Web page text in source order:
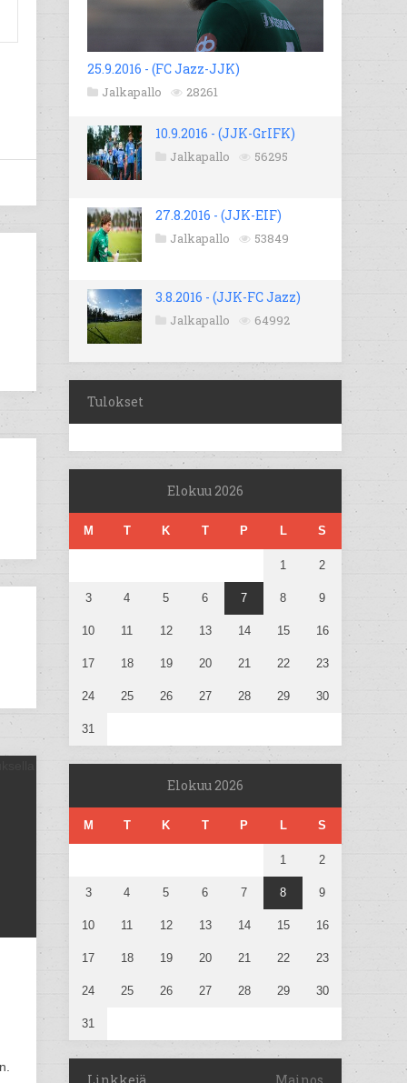
25.9.2016 - (FC Jazz-JJK)
Jalkapallo 28261
10.9.2016 - (JJK-GrIFK)
Jalkapallo 56295
27.8.2016 - (JJK-EIF)
Jalkapallo 53849
3.8.2016 - (JJK-FC Jazz)
Jalkapallo 64992
Tulokset
Elokuu 2026
M T K T P L S
1 2
3 4 5 6 7 8 9
10 11 12 13 14 15 16
17 18 19 20 21 22 23
24 25 26 27 28 29 30
31
Elokuu 2026
M T K T P L S
1 2
3 4 5 6 7 8 9
10 11 12 13 14 15 16
17 18 19 20 21 22 23
24 25 26 27 28 29 30
31